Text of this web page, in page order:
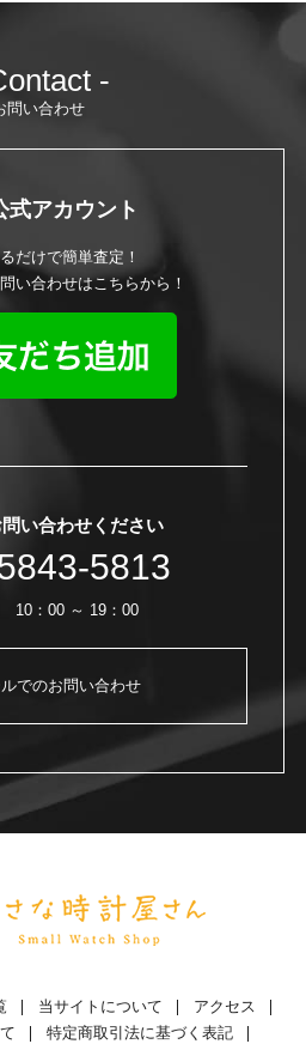
-
問い合わせ
式アカウント
だけで簡単査定！
い合わせはこちらから！
い合わせください
5813
10：00 ～ 19：00
ルでのお問い合わせ
当サイトについて
アクセス
特定商取引法に基づく表記